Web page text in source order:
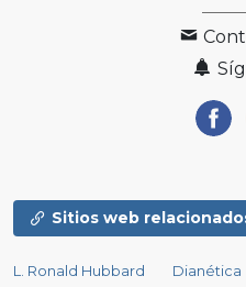
Sitios web
L. Ronald Hubbard Dianética